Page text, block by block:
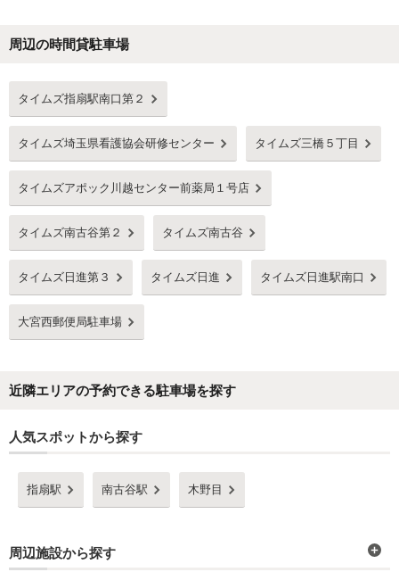
周辺の時間貸駐車場
タイムズ指扇駅南口第２
タイムズ埼玉県看護協会研修センター タイムズ三橋５丁目
タイムズアポック川越センター前薬局１号店
タイムズ南古谷第２ タイムズ南古谷
タイムズ日進第３ タイムズ日進 タイムズ日進駅南口
大宮西郵便局駐車場
近隣エリアの予約できる駐車場を探す
人気スポットから探す
指扇駅 南古谷駅 木野目
周辺施設から探す